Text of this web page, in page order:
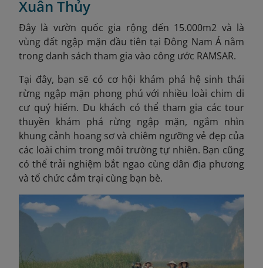
Xuân Thủy
Đây là vườn quốc gia rộng đến 15.000m2 và là
vùng đất ngập mặn đầu tiên tại Đông Nam Á nằm
trong danh sách tham gia vào công ước RAMSAR.
Tại đây, bạn sẽ có cơ hội khám phá hệ sinh thái
rừng ngập mặn phong phú với nhiều loài chim di
cư quý hiếm. Du khách có thể tham gia các tour
thuyền khám phá rừng ngập mặn, ngắm nhìn
khung cảnh hoang sơ và chiêm ngưỡng vẻ đẹp của
các loài chim trong môi trường tự nhiên. Bạn cũng
có thể trải nghiệm bắt ngao cùng dân địa phương
và tổ chức cắm trại cùng bạn bè.